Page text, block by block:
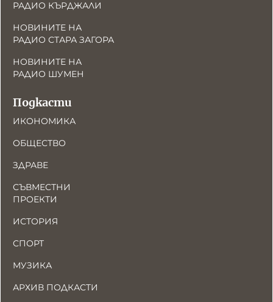
РАДИО КЪРДЖАЛИ
НОВИНИТЕ НА
РАДИО СТАРА ЗАГОРА
НОВИНИТЕ НА
РАДИО ШУМЕН
Подкасти
ИКОНОМИКА
ОБЩЕСТВО
ЗДРАВЕ
СЪВМЕСТНИ
ПРОЕКТИ
ИСТОРИЯ
СПОРТ
МУЗИКА
АРХИВ ПОДКАСТИ